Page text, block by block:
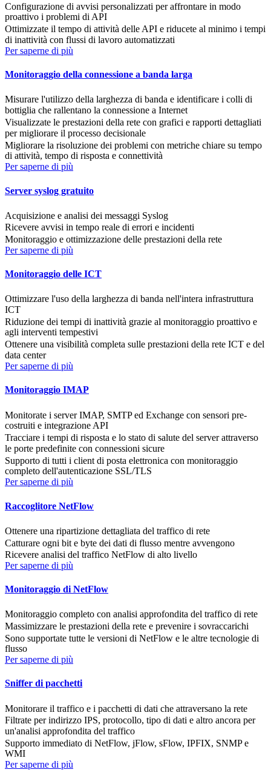
Configurazione di avvisi personalizzati per affrontare in modo
proattivo i problemi di API
Ottimizzate il tempo di attività delle API e riducete al minimo i tempi
di inattività con flussi di lavoro automatizzati
Per saperne di più
Monitoraggio della connessione a banda larga
Misurare l'utilizzo della larghezza di banda e identificare i colli di
bottiglia che rallentano la connessione a Internet
Visualizzate le prestazioni della rete con grafici e rapporti dettagliati
per migliorare il processo decisionale
Migliorare la risoluzione dei problemi con metriche chiare su tempo
di attività, tempo di risposta e connettività
Per saperne di più
Server syslog gratuito
Acquisizione e analisi dei messaggi Syslog
Ricevere avvisi in tempo reale di errori e incidenti
Monitoraggio e ottimizzazione delle prestazioni della rete
Per saperne di più
Monitoraggio delle ICT
Ottimizzare l'uso della larghezza di banda nell'intera infrastruttura
ICT
Riduzione dei tempi di inattività grazie al monitoraggio proattivo e
agli interventi tempestivi
Ottenere una visibilità completa sulle prestazioni della rete ICT e del
data center
Per saperne di più
Monitoraggio IMAP
Monitorate i server IMAP, SMTP ed Exchange con sensori pre-
costruiti e integrazione API
Tracciare i tempi di risposta e lo stato di salute del server attraverso
le porte predefinite con connessioni sicure
Supporto di tutti i client di posta elettronica con monitoraggio
completo dell'autenticazione SSL/TLS
Per saperne di più
Raccoglitore NetFlow
Ottenere una ripartizione dettagliata del traffico di rete
Catturare ogni bit e byte dei dati di flusso mentre avvengono
Ricevere analisi del traffico NetFlow di alto livello
Per saperne di più
Monitoraggio di NetFlow
Monitoraggio completo con analisi approfondita del traffico di rete
Massimizzare le prestazioni della rete e prevenire i sovraccarichi
Sono supportate tutte le versioni di NetFlow e le altre tecnologie di
flusso
Per saperne di più
Sniffer di pacchetti
Monitorare il traffico e i pacchetti di dati che attraversano la rete
Filtrate per indirizzo IPS, protocollo, tipo di dati e altro ancora per
un'analisi approfondita del traffico
Supporto immediato di NetFlow, jFlow, sFlow, IPFIX, SNMP e
WMI
Per saperne di più